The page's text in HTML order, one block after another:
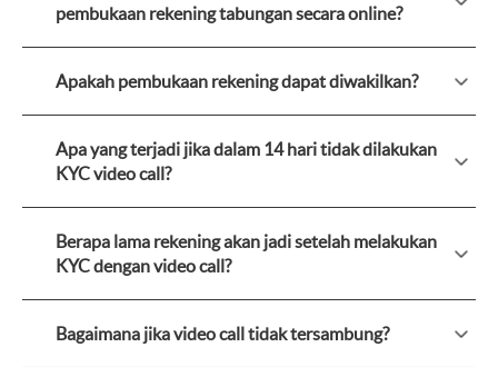
pembukaan rekening tabungan secara online?
Apakah pembukaan rekening dapat diwakilkan?
Apa yang terjadi jika dalam 14 hari tidak dilakukan
KYC video call?
Berapa lama rekening akan jadi setelah melakukan
KYC dengan video call?
Bagaimana jika video call tidak tersambung?